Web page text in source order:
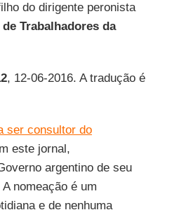
do dirigente peronista
Trabalhadores da
, 12-06-2016. A tradução é
ser consultor do
este jornal,
argentino de seu
A nomeação é um
e de nenhuma